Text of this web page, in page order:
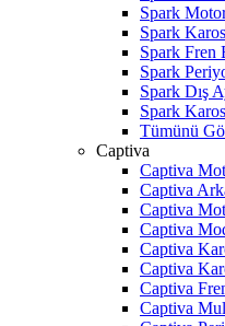
Spark
Spark
Spark Fren
Spark
Spark Dış
Spark
Tümünü
Captiva
Captiva
Captiva
Captiva
Captiva
Captiva
Captiva
Captiva
Captiva